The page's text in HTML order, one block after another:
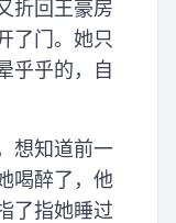
折回王豪房
了门。她只
乎乎的，自
想知道前一
喝醉了，他
了指她睡过